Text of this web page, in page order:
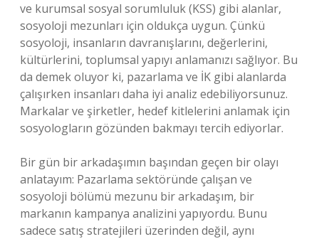
ve kurumsal sosyal sorumluluk (KSS) gibi alanlar,
sosyoloji mezunları için oldukça uygun. Çünkü
sosyoloji, insanların davranışlarını, değerlerini,
kültürlerini, toplumsal yapıyı anlamanızı sağlıyor. Bu
da demek oluyor ki, pazarlama ve İK gibi alanlarda
çalışırken insanları daha iyi analiz edebiliyorsunuz.
Markalar ve şirketler, hedef kitlelerini anlamak için
sosyologların gözünden bakmayı tercih ediyorlar.
Bir gün bir arkadaşımın başından geçen bir olayı
anlatayım: Pazarlama sektöründe çalışan ve
sosyoloji bölümü mezunu bir arkadaşım, bir
markanın kampanya analizini yapıyordu. Bunu
sadece satış stratejileri üzerinden değil, aynı